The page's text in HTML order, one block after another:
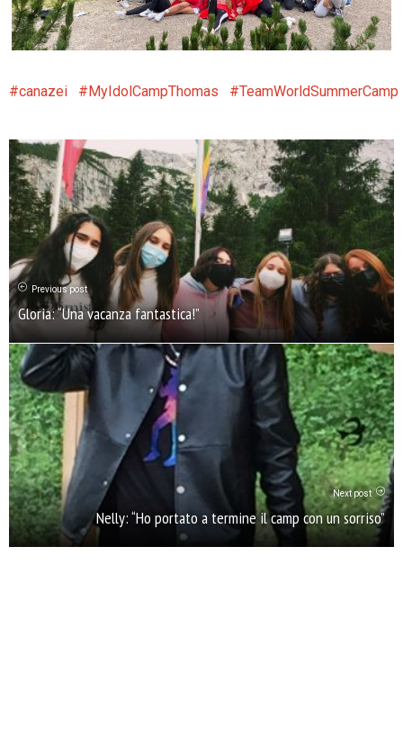
canazei MyIdolCampThomas TeamWorldSummerCamp
Previous post
Gloria: “Una vacanza fantastica!”
Next post
Nelly: “Ho portato a termine il camp con un sorriso”